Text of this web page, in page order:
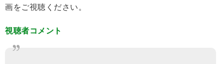
画をご視聴ください。
視聴者コメント